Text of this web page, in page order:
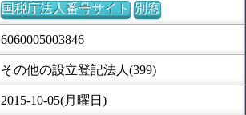
国税庁法人番号サイト 別窓
6060005003846
その他の設立登記法人(399)
2015-10-05(月曜日)